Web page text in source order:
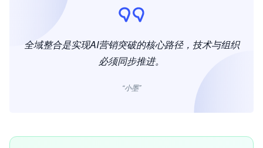
全域整合是实现AI营销突破的核心路径，技术与组织
必须同步推进。
“小墨”